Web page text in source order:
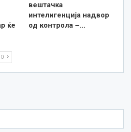
ќе
вештачка
интелигенција надвор
од контрола –…